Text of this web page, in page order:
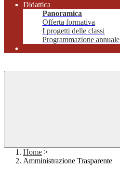
Didattica
Panoramica
Offerta formativa
I progetti delle classi
Programmazione annuale
Home >
Amministrazione Trasparente